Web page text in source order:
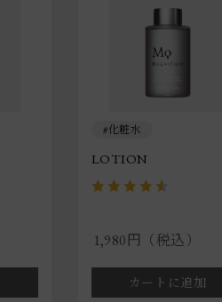
化粧水
LOTION
1,980円（税込）
カートに追加